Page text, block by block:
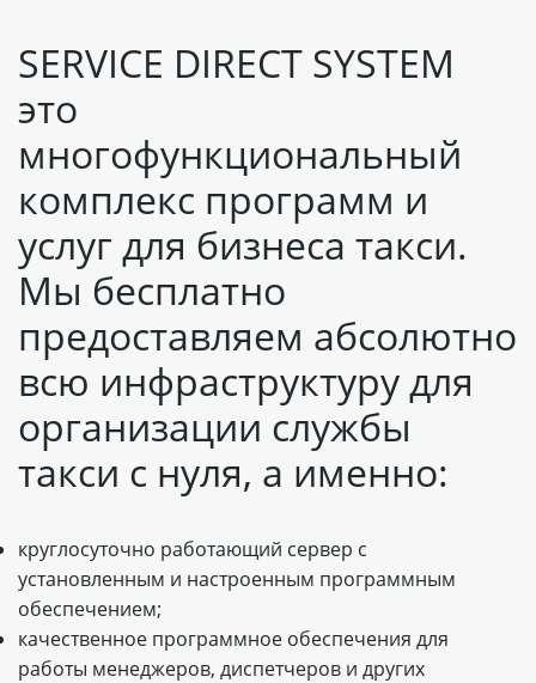
SERVICE DIRECT SYSTEM
это
многофункциональный
комплекс программ и
услуг для бизнеса такси.
Мы бесплатно
предоставляем абсолютно
всю инфраструктуру для
организации службы
такси с нуля, а именно:
круглосуточно работающий сервер с
установленным и настроенным программным
обеспечением;
качественное программное обеспечения для
работы менеджеров, диспетчеров и других